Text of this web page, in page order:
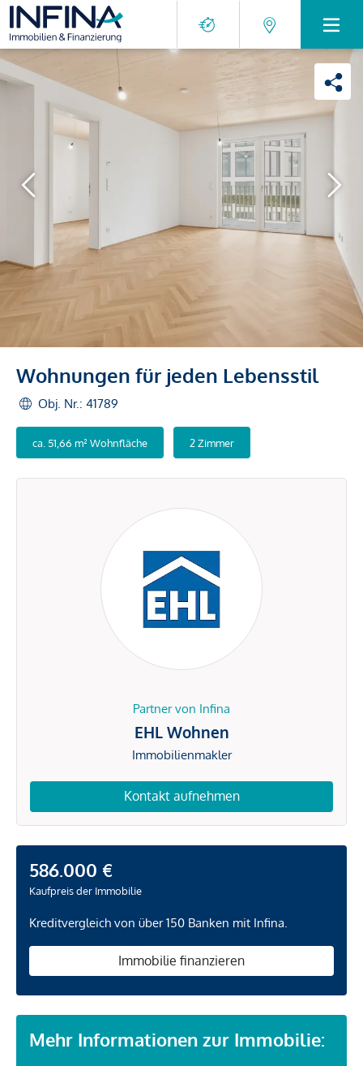
Wohnungen für jeden Lebensstil
Obj. Nr.: 41789
ca. 51,66 m² Wohnfläche 2 Zimmer
Partner von Infina
EHL Wohnen
Immobilienmakler
Kontakt aufnehmen
586.000 €
Kaufpreis der Immobilie
Kreditvergleich von über 150 Banken mit Infina.
Immobilie finanzieren
Mehr Informationen zur Immobilie: